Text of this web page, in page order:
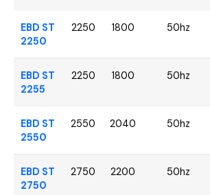
EBD ST
2250
2250 1800 50hz
EBD ST
2255
2250 1800 50hz
EBD ST
2550
2550 2040 50hz
EBD ST
2750
2750 2200 50hz